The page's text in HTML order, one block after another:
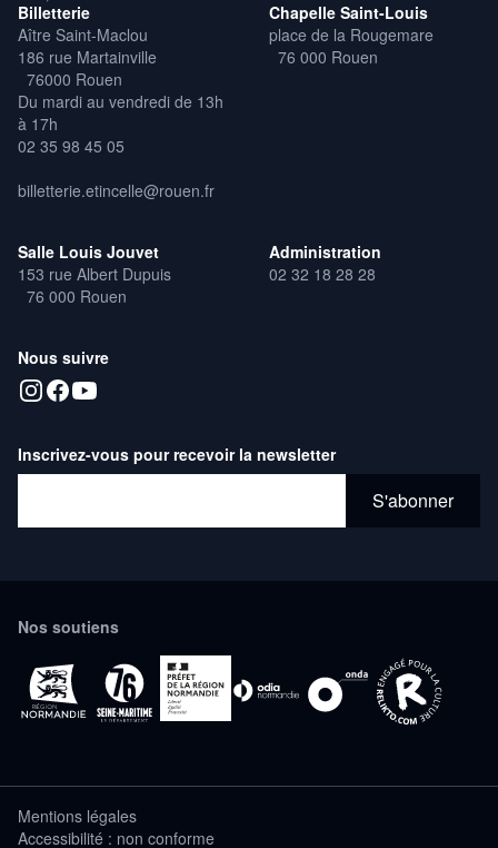
Billetterie
Aître Saint-Maclou
186 rue Martainville
76000 Rouen
Du mardi au vendredi de 13h
à 17h
02 35 98 45 05
billetterie.etincelle@rouen.fr
Chapelle Saint-Louis
place de la Rougemare
76 000 Rouen
Salle Louis Jouvet
153 rue Albert Dupuis
76 000 Rouen
Administration
02 32 18 28 28
Nous suivre
Inscrivez-vous pour recevoir la newsletter
Nos soutiens
Mentions légales
Accessibilité : non conforme